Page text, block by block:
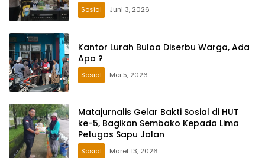
Sosial Juni 3, 2026
Kantor Lurah Buloa Diserbu Warga, Ada
Apa ?
Sosial Mei 5, 2026
Matajurnalis Gelar Bakti Sosial di HUT
ke-5, Bagikan Sembako Kepada Lima
Petugas Sapu Jalan
Sosial Maret 13, 2026